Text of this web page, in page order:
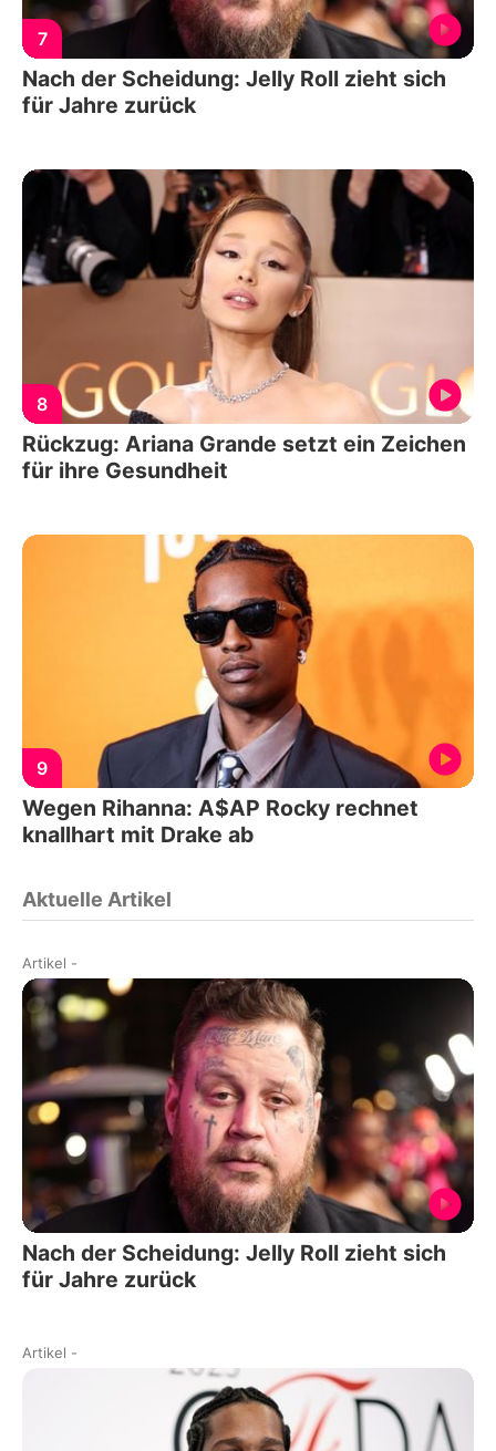
7
Nach der Scheidung: Jelly Roll zieht sich
für Jahre zurück
8
Rückzug: Ariana Grande setzt ein Zeichen
für ihre Gesundheit
9
Wegen Rihanna: A$AP Rocky rechnet
knallhart mit Drake ab
Aktuelle Artikel
Artikel -
Nach der Scheidung: Jelly Roll zieht sich
für Jahre zurück
Artikel -